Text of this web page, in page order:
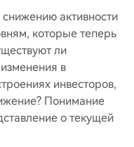
активности
которые теперь
ли
в
инвесторов,
Понимание
о текущей